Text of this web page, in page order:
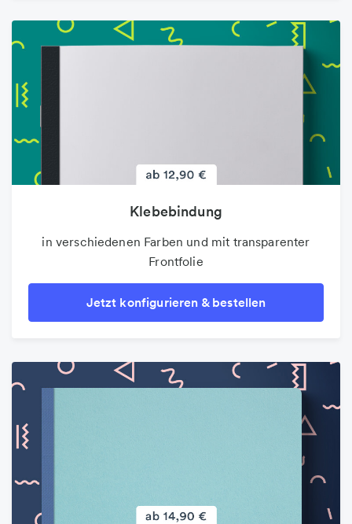
Klebebindung
in verschiedenen Farben und mit transparenter
Frontfolie
Jetzt konfigurieren & bestellen